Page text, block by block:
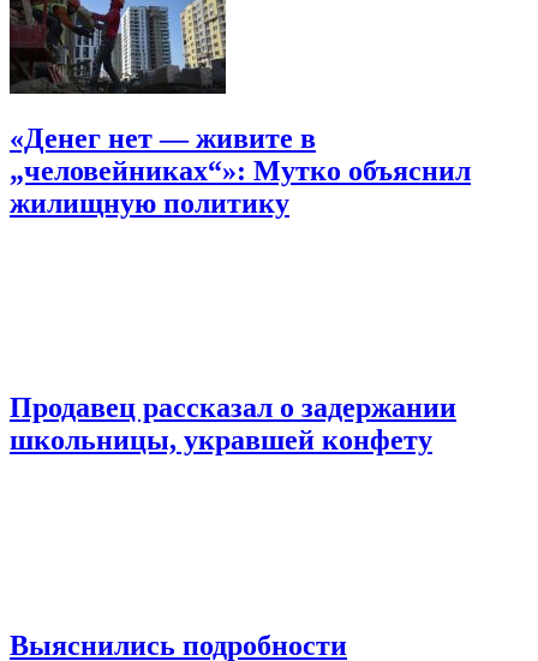
«Денег нет — живите в
„человейниках“»: Мутко объяснил
жилищную политику
Продавец рассказал о задержании
школьницы, укравшей конфету
Выяснились подробности